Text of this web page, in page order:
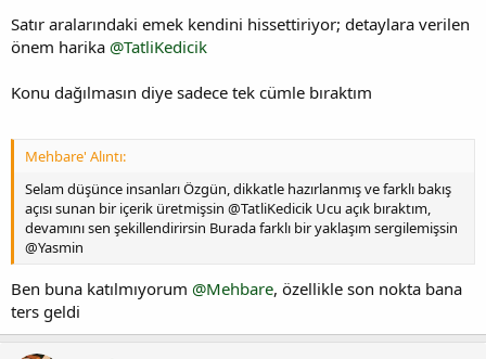
Satır aralarındaki emek kendini hissettiriyor; detaylara verilen
önem harika @TatliKedicik
Konu dağılmasın diye sadece tek cümle bıraktım
Mehbare' Alıntı:
Selam düşünce insanları Özgün, dikkatle hazırlanmış ve farklı bakış
açısı sunan bir içerik üretmişsin @TatliKedicik Ucu açık bıraktım,
devamını sen şekillendirirsin Burada farklı bir yaklaşım sergilemişsin
@Yasmin
Ben buna katılmıyorum @Mehbare, özellikle son nokta bana
ters geldi